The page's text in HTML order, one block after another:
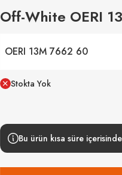
Off-White OERI
OERI 13M 7662 60
Stokta Yok
Bu ürün kısa süre